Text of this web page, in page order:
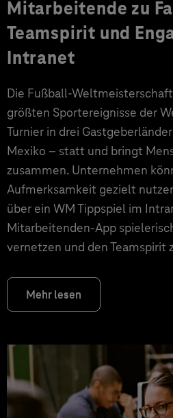
Mitarbeitende zu
Teamspirit und
Intranet
Die Fußball-
größten Sportereignisse der
Turnier in drei
Mexiko – statt und bringt
zusammen. Unternehmen
Aufmerksamkeit gezielt
über ein WM Tippspiel im
Mitarbeitenden-App
vernetzen und den Teamspirit
Mehr lesen